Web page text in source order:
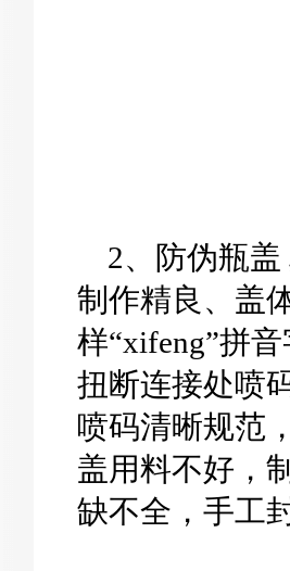
2、防伪瓶盖
制作精良、盖
样“xifeng”拼
扭断连接处喷
喷码清晰规范
盖用料不好，
缺不全，手工